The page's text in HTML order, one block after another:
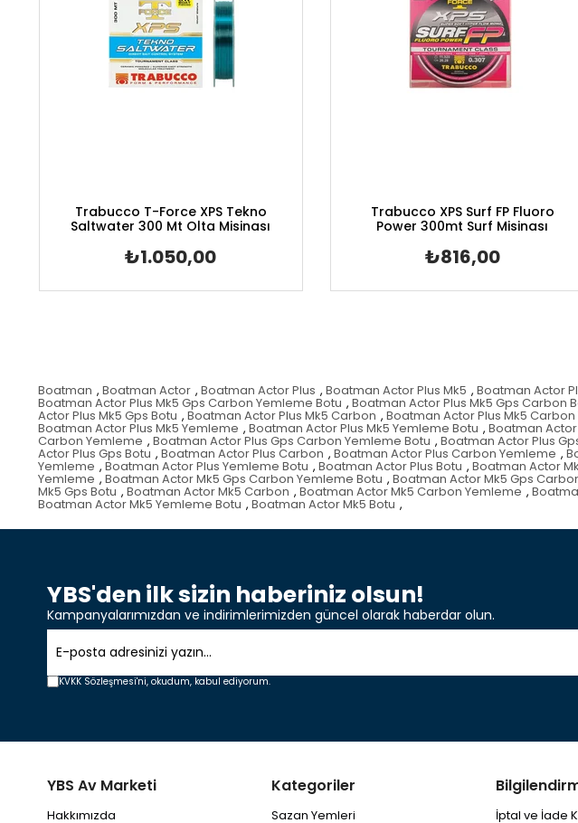
Trabucco T-Force XPS Tekno
Saltwater 300 Mt Olta Misinası
₺1.050,00
Trabucco XPS Surf FP Fluoro
Power 300mt Surf Misinası
₺816,00
Boatman , Boatman Actor , Boatman Actor Plus , Boatman Actor Plus Mk5 , Boatman Actor
Boatman Actor Plus Mk5 Gps Carbon Yemleme Botu , Boatman Actor Plus Mk5 Gps Carbon
Actor Plus Mk5 Gps Botu , Boatman Actor Plus Mk5 Carbon , Boatman Actor Plus Mk5
Boatman Actor Plus Mk5 Yemleme , Boatman Actor Plus Mk5 Yemleme Botu , Boatman Actor
Carbon Yemleme , Boatman Actor Plus Gps Carbon Yemleme Botu , Boatman Actor Plus
Actor Plus Gps Botu , Boatman Actor Plus Carbon , Boatman Actor Plus Carbon Yemleme ,
Yemleme , Boatman Actor Plus Yemleme Botu , Boatman Actor Plus Botu , Boatman Actor
Yemleme , Boatman Actor Mk5 Gps Carbon Yemleme Botu , Boatman Actor Mk5 Gps
Mk5 Gps Botu , Boatman Actor Mk5 Carbon , Boatman Actor Mk5 Carbon Yemleme ,
Boatman Actor Mk5 Yemleme Botu , Boatman Actor Mk5 Botu ,
YBS'den ilk sizin haberiniz olsun!
Kampanyalarımızdan ve indirimlerimizden güncel olarak haberdar olun.
KVKK Sözleşmesi'ni, okudum, kabul ediyorum.
YBS Av Marketi
Hakkımızda
Kategoriler
Sazan Yemleri İptal ve İade